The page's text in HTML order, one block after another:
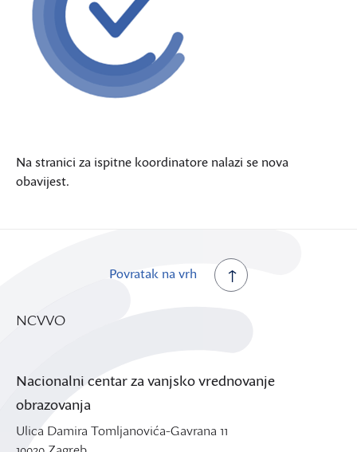
Na stranici za ispitne koordinatore nalazi se nova
obavijest.
Povratak na vrh
NCVVO
Nacionalni centar za vanjsko vrednovanje
obrazovanja
Ulica Damira Tomljanovića-Gavrana 11